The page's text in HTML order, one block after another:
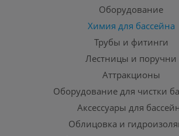
Оборудование
Химия для бассейна
Трубы и фитинги
Лестницы и поручни
Аттракционы
Оборудование для чистки
Аксессуары для
Облицовка и